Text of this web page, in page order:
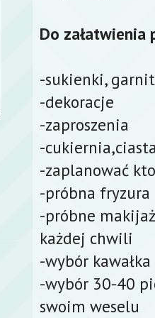
Do załatwienia
-sukienki,
-dekoracje
-zaproszenia
-
-zaplanować
-próbna fryzura
-próbne
każdej chwili
-wybór
-wybór 30-40
swoim weselu